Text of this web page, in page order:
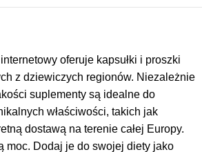
oferuje kapsułki i proszki
z dziewiczych regionów. Niezależnie
suplementy są idealne do
właściwości, takich jak
dostawą na terenie całej Europy.
moc. Dodaj je do swojej diety jako